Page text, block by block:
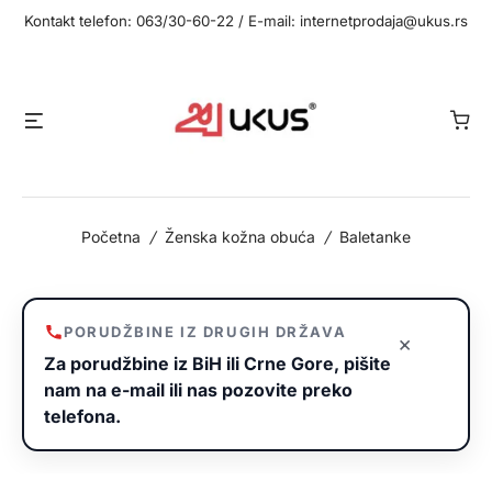
Kontakt telefon: 063/30-60-22 / E-mail: internetprodaja@ukus.rs
Početna / Ženska kožna obuća / Baletanke
×
PORUDŽBINE IZ DRUGIH DRŽAVA
Za porudžbine iz BiH ili Crne Gore, pišite
nam na e-mail ili nas pozovite preko
telefona.